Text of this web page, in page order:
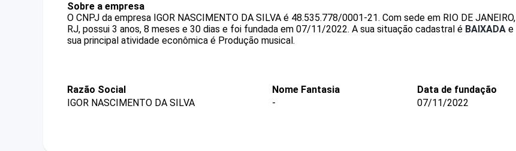
Sobre a empresa
O CNPJ da empresa IGOR NASCIMENTO DA SILVA é 48.535.778/0001-21. Com sede em RIO DE JANEIRO,
RJ, possui 3 anos, 8 meses e 30 dias e foi fundada em 07/11/2022. A sua situação cadastral é BAIXADA e
sua principal atividade econômica é Produção musical.
Razão Social
IGOR NASCIMENTO DA SILVA
Nome Fantasia
-
Data de fundação
07/11/2022